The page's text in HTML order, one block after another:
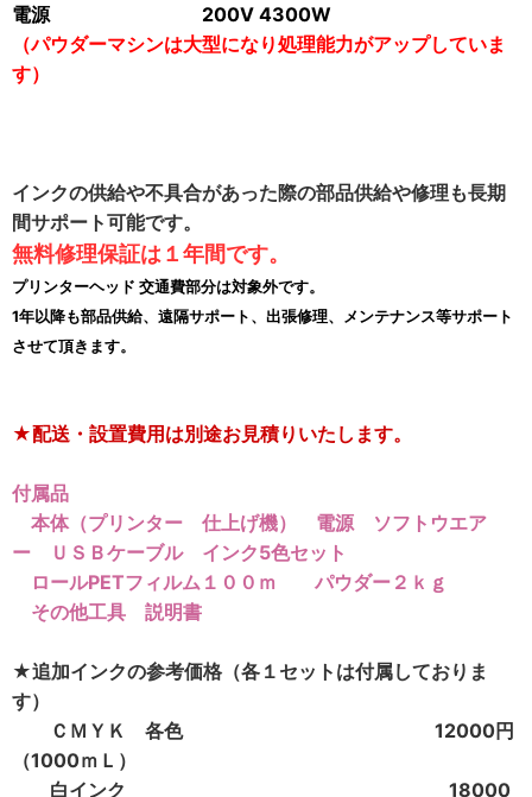
電源 200V 4300W
（パウダーマシンは大型になり処理能力がアップしていま
す）
インクの供給や不具合があった際の部品供給や修理も長期
間サポート可能です。
無料修理保証は１年間です。
プリンターヘッド 交通費部分は対象外です。
1年以降も部品供給、遠隔サポート、出張修理、メンテナンス等サポート
させて頂きます。
★配送・設置費用は別途お見積りいたします。
付属品
本体（プリンター 仕上げ機） 電源 ソフトウエア
ー ＵＳＢケーブル インク5色セット
ロールPETフィルム１００ｍ パウダー２ｋｇ
その他工具 説明書
★追加インクの参考価格（各１セットは付属しておりま
す）
ＣＭＹＫ 各色 12000円
（1000ｍＬ）
白インク 18000